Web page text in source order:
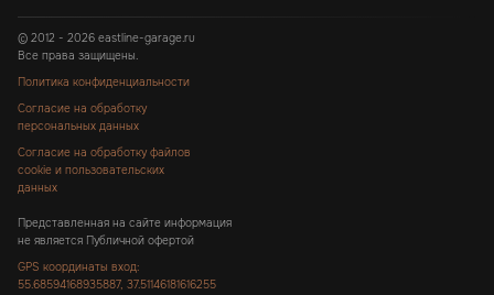
© 2012 - 2026 eastline-garage.ru
Все права защищены.
Политика конфиденциальности
Согласие на обработку
персональных данных
Согласие на обработку файлов
cookie и пользовательских
данных
Представленная на сайте информация
не является Публичной офертой
GPS координаты вход:
55.68594168935887, 37.51146181616255